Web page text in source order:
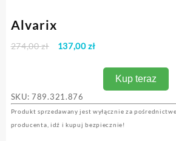
Alvarix
274,00zł
Pierwotna
137,00złAktualna
wynosi:
137,00 zł.Kup teraz
SKU: 789.321.876
Produkt sprzedawany jest wyłącznie za
producenta, idź i kupuj bezpiecznie!